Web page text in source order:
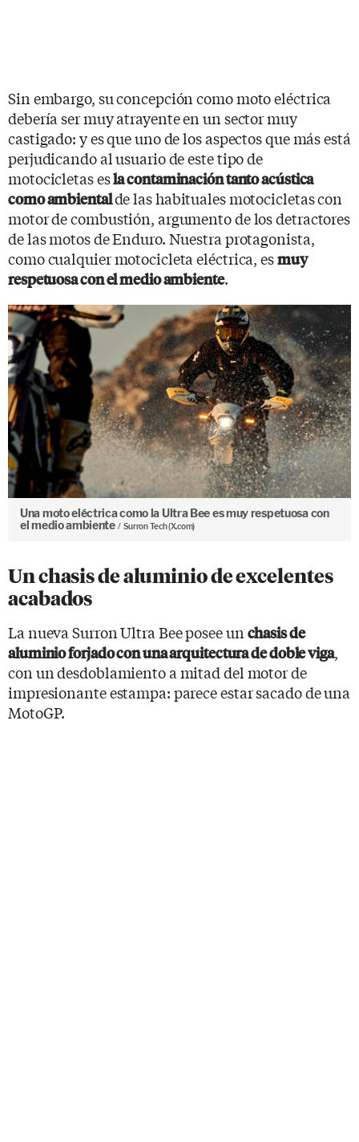
Sin embargo, su concepción como moto eléctrica
debería ser muy atrayente en un sector muy
castigado: y es que uno de los aspectos que más está
perjudicando al usuario de este tipo de
motocicletas esla contaminación tanto acústica
como ambientalde las habituales motocicletas con
motor de combustión, argumento de los detractores
de las motos de Enduro. Nuestra protagonista,
como cualquier motocicleta eléctrica, esmuy
respetuosa con el medio ambiente.
Una moto eléctrica como la Ultra Bee es muy respetuosa con
el medio ambiente
Surron Tech (X.com)
Un chasis de aluminio de excelentes
acabados
La nueva Surron Ultra Bee posee un chasis de
aluminio forjado con una arquitectura de doble viga,
con un desdoblamiento a mitad del motor de
impresionante estampa: parece estar sacado de una
MotoGP.